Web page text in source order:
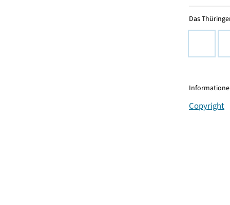
Das
Copyright